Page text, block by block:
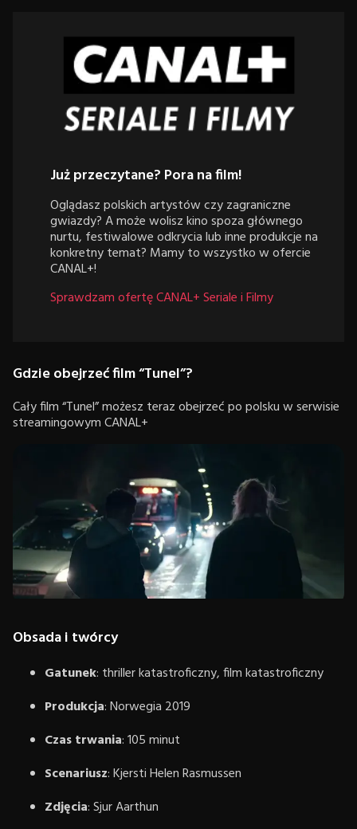
Już przeczytane? Pora na film!
Oglądasz polskich artystów czy zagraniczne
gwiazdy? A może wolisz kino spoza głównego
nurtu, festiwalowe odkrycia lub inne produkcje na
konkretny temat? Mamy to wszystko w ofercie
CANAL+!
Sprawdzam ofertę CANAL+ Seriale i Filmy
Gdzie obejrzeć film “Tunel”?
Cały film “Tunel” możesz teraz obejrzeć po polsku w serwisie
streamingowym CANAL+
Obsada i twórcy
Gatunek: thriller katastroficzny, film katastroficzny
Produkcja: Norwegia 2019
Czas trwania: 105 minut
Scenariusz: Kjersti Helen Rasmussen
Zdjęcia: Sjur Aarthun